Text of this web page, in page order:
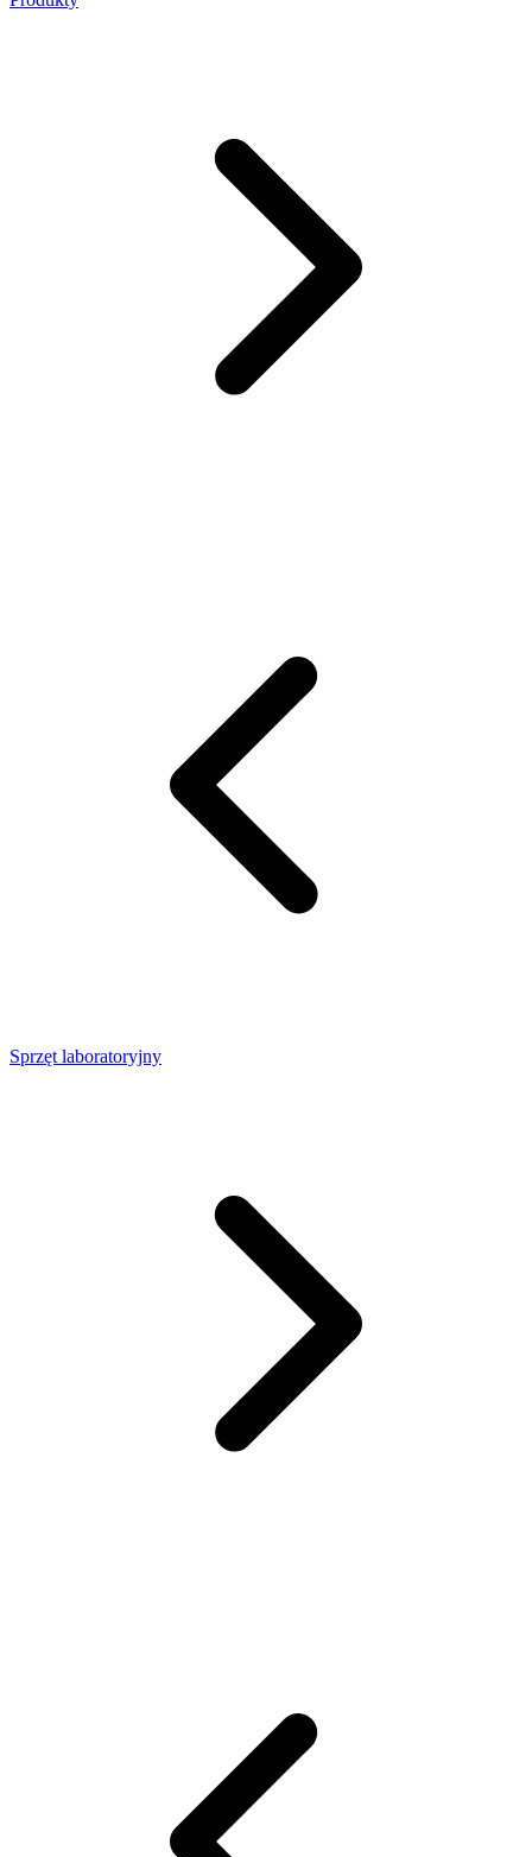
Sprzęt laboratoryjny